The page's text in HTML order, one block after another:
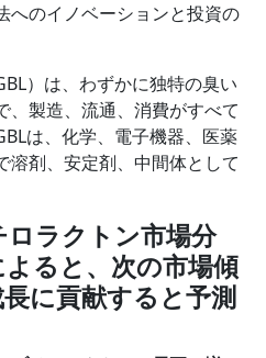
へのイノベーションと投資の
）は、わずかに独特の臭い
、製造、流通、消費がすべて
は、化学、電子機器、医薬
溶剤、安定剤、中間体として
ラクトン市場分
ると、次の市場傾
に貢献すると予測